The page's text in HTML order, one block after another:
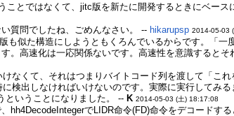
とではなくて、jitc版を新たに開発するときにベー
質問でしたね、ごめんなさい。 -- hikarupsp 2014-05-03
似た構造にしようともくろんでいるからです。「
。高速化は一応関係ないです。高速性を意識すると
なくて、それはつまりバイトコード列を渡して「こ
検出しなければいけないのです。実際に実行してみ
ということになりました。 --K 2014-05-03 (土) 18:17:08
でLIDR命令(FD)命令をデコードす